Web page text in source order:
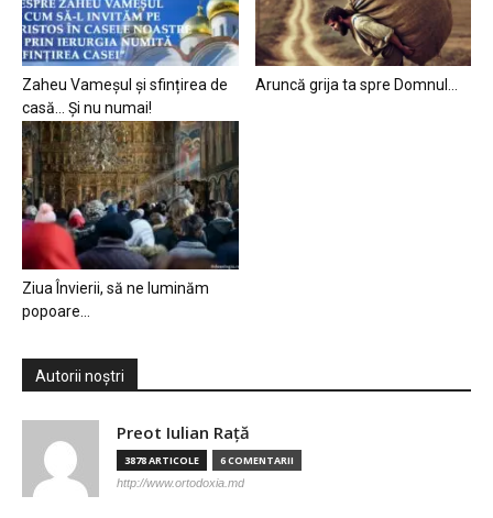
Zaheu Vameșul și sfințirea de
casă… Și nu numai!
Aruncă grija ta spre Domnul…
Ziua Învierii, să ne luminăm
popoare…
Autorii noștri
Preot Iulian Raţă
3878 ARTICOLE 6 COMENTARII
http://www.ortodoxia.md